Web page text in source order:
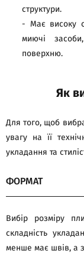
структури.
- Має високу
миючі
поверхню.
Як
Для того, щоб
увагу на її
укладання та
ФОРМАТ
Вибір розміру
складність
менше має швів, а